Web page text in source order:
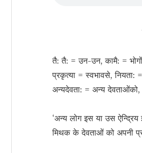
तै: तै: = उन-उन, कामै: =
प्रकृत्या = स्वभावसे,
अन्यदेवता: = अन्य
‘अन्य लोग इस या उस
मिथक के देवताओं को अपनी